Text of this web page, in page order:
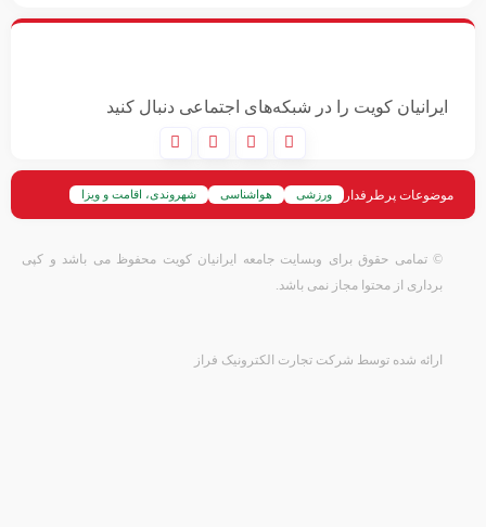
ایرانیان کویت را در شبکه‌های اجتماعی دنبال کنید
موضوعات پرطرفدار ورزشی هواشناسی
شهروندی، اقامت و ویزا
سیاسی و مذهبی
خودرو، تکنولوزی و فناوری
حوادث
اخبار ویدیویی
© تمامی حقوق برای وبسایت جامعه ایرانیان کویت محفوظ می باشد و کپی
برداری از محتوا مجاز نمی باشد.
ارائه شده توسط شرکت تجارت الکترونیک فراز